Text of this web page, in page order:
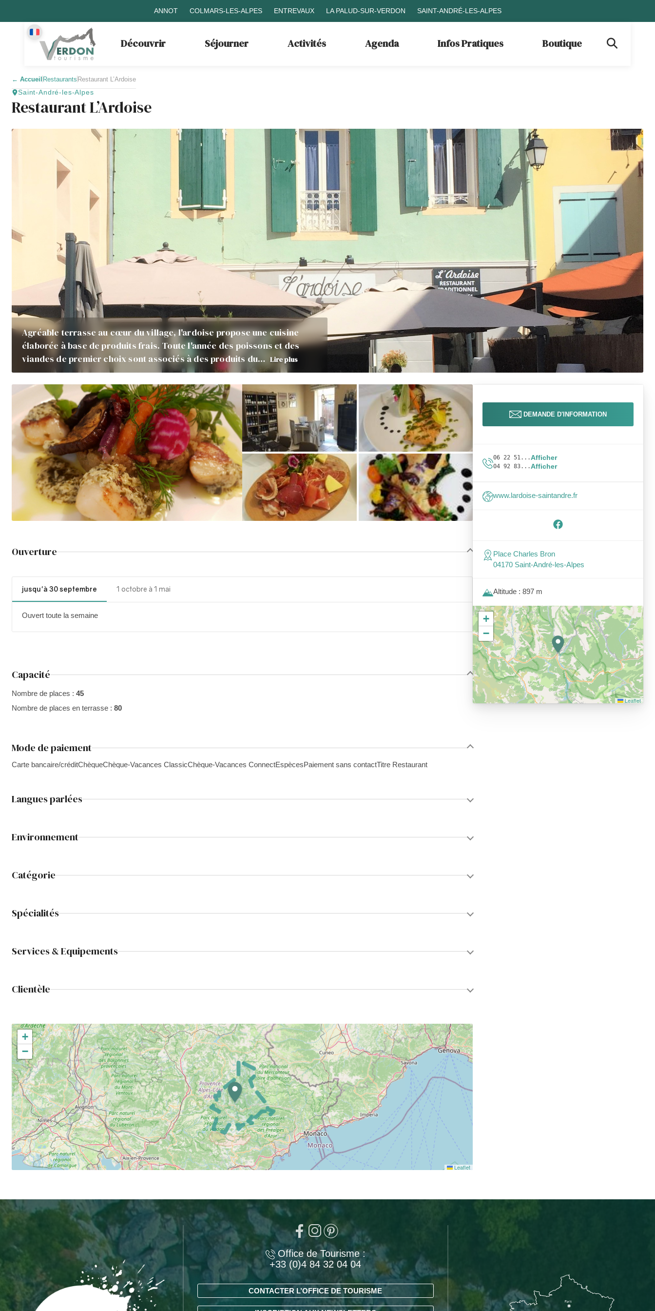
ANNOT COLMARS-LES-ALPES ENTREVAUX LA PALUD-SUR-VERDON SAINT-ANDRÉ-LES-ALPES
Découvrir Séjourner Activités Agenda Infos Pratiques Boutique
← Accueil Restaurants Restaurant L’Ardoise
Saint-André-les-Alpes
Restaurant L’Ardoise
Agréable terrasse au cœur du village, l'ardoise propose une cuisine
élaborée à base de produits frais. Toute l'année des poissons et des
viandes de premier choix sont associés à des produits du… Lire plus
Ouverture
jusqu'à 30 septembre 1 octobre à 1 mai
Ouvert toute la semaine
Capacité
Nombre de places : 45
Nombre de places en terrasse : 80
Mode de paiement
Carte bancaire/créditChèqueChèque-Vacances ClassicChèque-Vacances ConnectEspècesPaiement sans contactTitre Restaurant
Langues parlées
Environnement
Catégorie
Spécialités
Services & Equipements
Clientèle
+
−
Leaflet
DEMANDE D'INFORMATION
06 22 51...Afficher
04 92 83...Afficher
www.lardoise-saintandre.fr
Place Charles Bron
04170 Saint-André-les-Alpes
Altitude : 897 m
+
−
Leaflet
Office de Tourisme :
+33 (0)4 84 32 04 04
CONTACTER L’OFFICE DE TOURISME